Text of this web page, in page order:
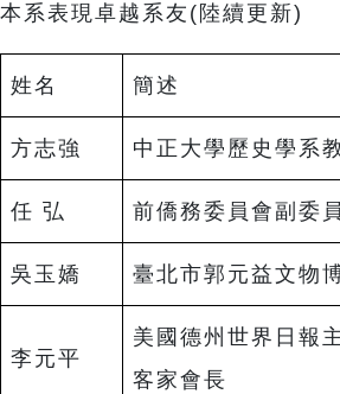
本系表現卓越系友(陸續更新)
姓名 簡述
方志強 中正大學歷史學系
任 弘 前僑務委員會副委
吳玉嬌 臺北市郭元益文物
李元平
美國德州世界日報
客家會長